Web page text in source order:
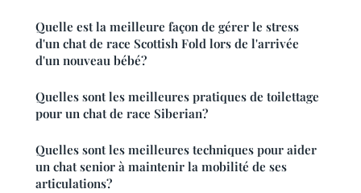
Quelle est la meilleure façon de gérer le stress
d'un chat de race Scottish Fold lors de l'arrivée
d'un nouveau bébé?
Quelles sont les meilleures pratiques de toilettage
pour un chat de race Siberian?
Quelles sont les meilleures techniques pour aider
un chat senior à maintenir la mobilité de ses
articulations?